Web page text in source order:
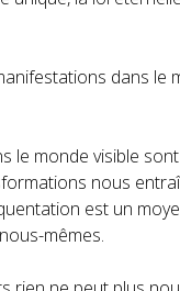
dans le
monde visible sont
nous
est un
mêmes.